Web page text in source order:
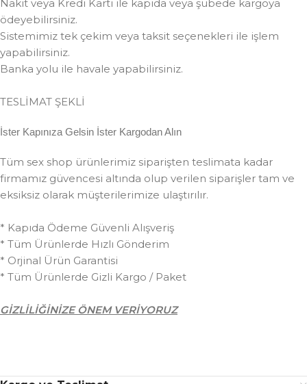
Nakit veya Kredi Kartı ile kapıda veya şubede kargoya
ödeyebilirsiniz.
Sistemimiz tek çekim veya taksit seçenekleri ile işlem
yapabilirsiniz.
Banka yolu ile havale yapabilirsiniz.
TESLİMAT ŞEKLİ
İster Kapınıza Gelsin İster Kargodan Alın
Tüm sex shop ürünlerimiz siparişten teslimata kadar
firmamız güvencesi altında olup verilen siparişler tam ve
eksiksiz olarak müşterilerimize ulaştırılır.
* Kapıda Ödeme Güvenli Alışveriş
* Tüm Ürünlerde Hızlı Gönderim
* Orjinal Ürün Garantisi
* Tüm Ürünlerde Gizli Kargo / Paket
GİZLİLİĞİNİZE ÖNEM VERİYORUZ